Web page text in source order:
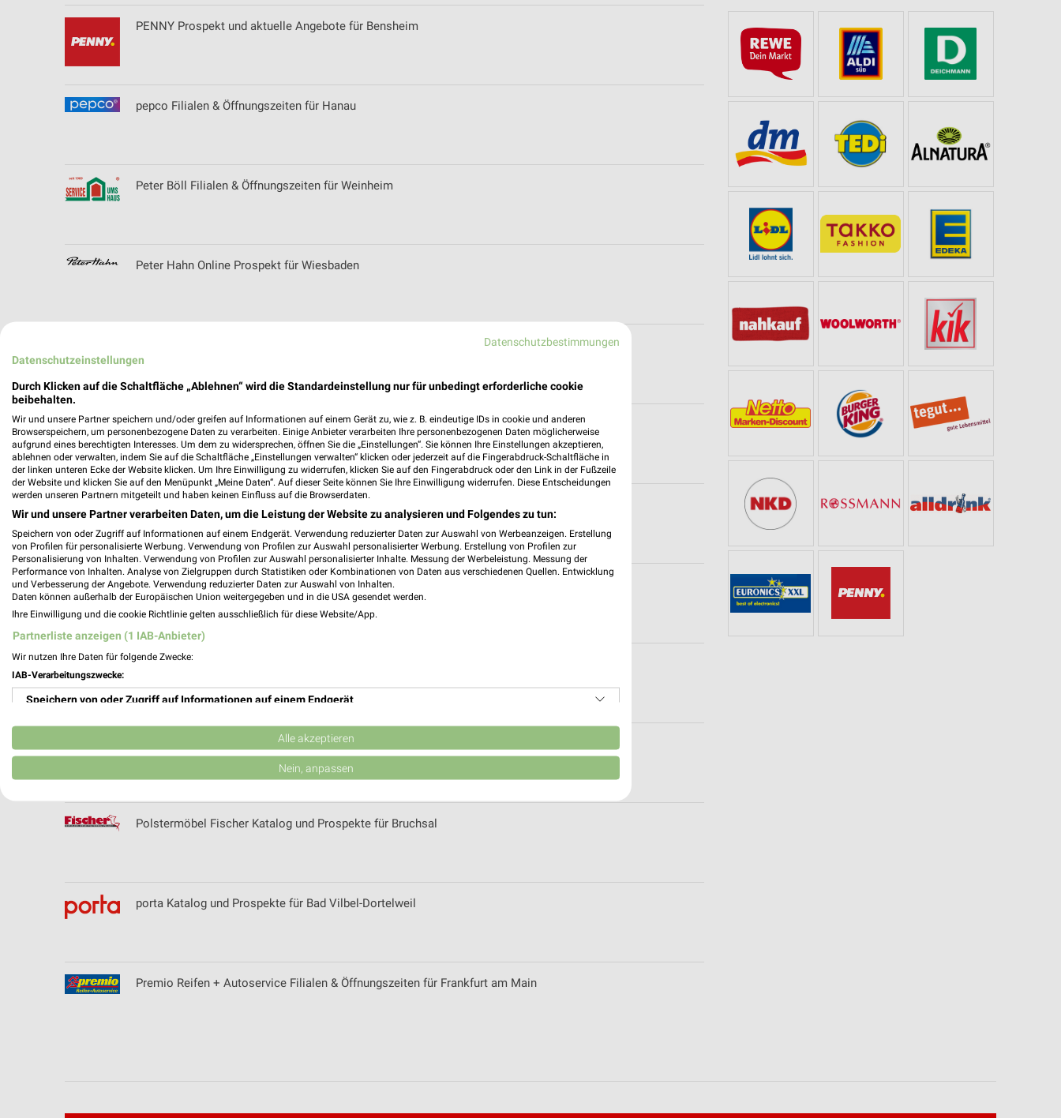
PENNY Prospekt und aktuelle Angebote für Bensheim
pepco Filialen & Öffnungszeiten für Hanau
Peter Böll Filialen & Öffnungszeiten für Weinheim
Peter Hahn Online Prospekt für Wiesbaden
PHS Private Handelsschule Dr. Stracke Filialen & Öffnungszeiten für Ludwigshafen
pitstop Prospekte und Angebote für Darmstadt
POCO Katalog und Prospekte für Weiterstadt
POLO Prospekte und Angebote für Darmstadt
Polster Aktuell Filialen & Öffnungszeiten für Hanau
Polstermöbel Fischer Katalog und Prospekte für Bruchsal
porta Katalog und Prospekte für Bad Vilbel-Dortelweil
Premio Reifen + Autoservice Filialen & Öffnungszeiten für Frankfurt am Main
Datenschutzbestimmungen
Datenschutzeinstellungen
Durch Klicken auf die Schaltfläche „Ablehnen“ wird die Standardeinstellung nur für unbedingt erforderliche cookie
beibehalten.
Wir und unsere Partner speichern und/oder greifen auf Informationen auf einem Gerät zu, wie z. B. eindeutige IDs in cookie und anderen
Browserspeichern, um personenbezogene Daten zu verarbeiten. Einige Anbieter verarbeiten Ihre personenbezogenen Daten möglicherweise
aufgrund eines berechtigten Interesses. Um dem zu widersprechen, öffnen Sie die „Einstellungen“. Sie können Ihre Einstellungen akzeptieren,
ablehnen oder verwalten, indem Sie auf die Schaltfläche „Einstellungen verwalten“ klicken oder jederzeit auf die Fingerabdruck-Schaltfläche in
der linken unteren Ecke der Website klicken. Um Ihre Einwilligung zu widerrufen, klicken Sie auf den Fingerabdruck oder den Link in der Fußzeile
der Website und klicken Sie auf den Menüpunkt „Meine Daten“. Auf dieser Seite können Sie Ihre Einwilligung widerrufen. Diese Entscheidungen
werden unseren Partnern mitgeteilt und haben keinen Einfluss auf die Browserdaten.
Wir und unsere Partner verarbeiten Daten, um die Leistung der Website zu analysieren und Folgendes zu tun:
Speichern von oder Zugriff auf Informationen auf einem Endgerät. Verwendung reduzierter Daten zur Auswahl von Werbeanzeigen. Erstellung
von Profilen für personalisierte Werbung. Verwendung von Profilen zur Auswahl personalisierter Werbung. Erstellung von Profilen zur
Personalisierung von Inhalten. Verwendung von Profilen zur Auswahl personalisierter Inhalte. Messung der Werbeleistung. Messung der
Performance von Inhalten. Analyse von Zielgruppen durch Statistiken oder Kombinationen von Daten aus verschiedenen Quellen. Entwicklung
und Verbesserung der Angebote. Verwendung reduzierter Daten zur Auswahl von Inhalten.
Daten können außerhalb der Europäischen Union weitergegeben und in die USA gesendet werden.
Ihre Einwilligung und die cookie Richtlinie gelten ausschließlich für diese Website/App.
Partnerliste anzeigen (1 IAB-Anbieter)
Wir nutzen Ihre Daten für folgende Zwecke:
IAB-Verarbeitungszwecke:
Speichern von oder Zugriff auf Informationen auf einem Endgerät
Verwendung reduzierter Daten zur Auswahl von Werbeanzeigen
Erstellung von Profilen für personalisierte Werbung
Erstellung von Profilen zur Personalisierung von Inhalten
Messung der Werbeleistung
Alle akzeptieren
Nein, anpassen